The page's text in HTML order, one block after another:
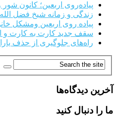
پیاده‌روی اربعین؛ کانون
زندگی و زمانه شیخ فضل
پیاده روی اربعین ومشکل
سقف جدید کارت به کارت و
راه‌های جلوگیری از حذف
آخرین دیدگاه‌ها
ما را دنبال کنید